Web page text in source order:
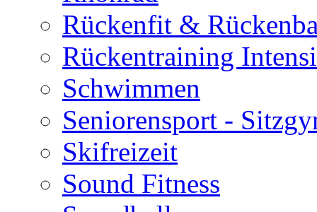
Rückenfit &
Rückentraining
Schwimmen
Seniorensport -
Skifreizeit
Sound Fitness